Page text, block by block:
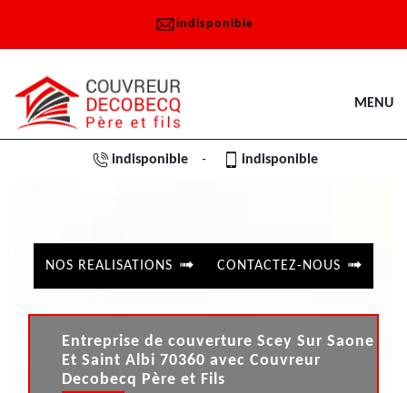
indisponible
MENU
indisponible - indisponible
NOS REALISATIONS CONTACTEZ-NOUS
Entreprise de couverture Scey Sur Saone
Et Saint Albi 70360 avec Couvreur
Decobecq Père et Fils